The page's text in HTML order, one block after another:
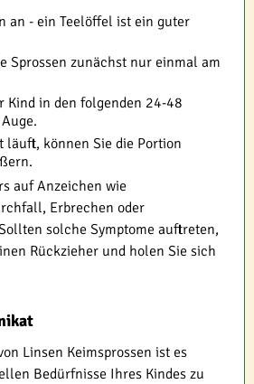
an - ein Teelöffel ist ein guter
Sprossen zunächst nur einmal am
Kind in den folgenden 24-48
läuft, können Sie die Portion
auf Anzeichen wie
Erbrechen oder
solche Symptome auftreten,
Rückzieher und holen Sie sich
Linsen Keimsprossen ist es
Bedürfnisse Ihres Kindes zu